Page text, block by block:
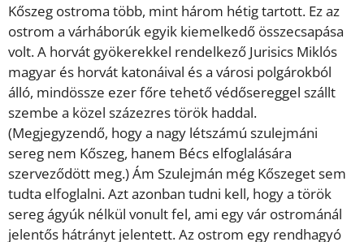
Kőszeg ostroma több, mint három hétig tartott. Ez az
ostrom a várháborúk egyik kiemelkedő összecsapása
volt. A horvát gyökerekkel rendelkező Jurisics Miklós
magyar és horvát katonáival és a városi polgárokból
álló, mindössze ezer főre tehető védősereggel szállt
szembe a közel százezres török haddal.
(Megjegyzendő, hogy a nagy létszámú szulejmáni
sereg nem Kőszeg, hanem Bécs elfoglalására
szerveződött meg.) Ám Szulejmán még Kőszeget sem
tudta elfoglalni. Azt azonban tudni kell, hogy a török
sereg ágyúk nélkül vonult fel, ami egy vár ostrománál
jelentős hátrányt jelentett. Az ostrom egy rendhagyó